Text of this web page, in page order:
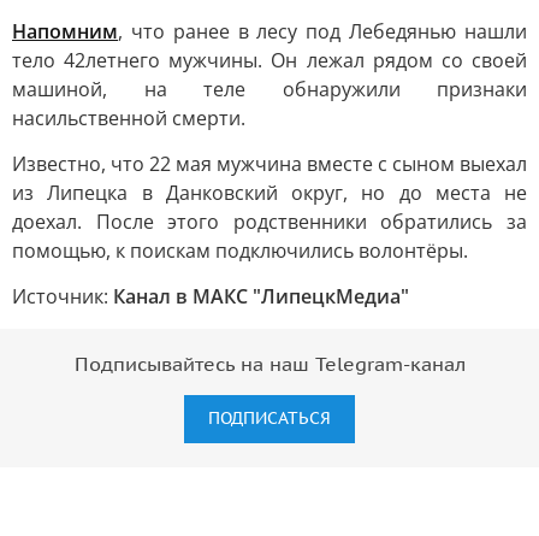
Напомним, что ранее в лесу под Лебедянью нашли
тело 42летнего мужчины. Он лежал рядом со своей
машиной, на теле обнаружили признаки
насильственной смерти.
Известно, что 22 мая мужчина вместе с сыном выехал
из Липецка в Данковский округ, но до места не
доехал. После этого родственники обратились за
помощью, к поискам подключились волонтёры.
Источник: Канал в МАКС "ЛипецкМедиа"
Подписывайтесь на наш Telegram-канал
ПОДПИСАТЬСЯ